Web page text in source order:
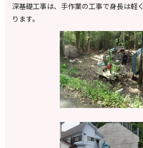
深基礎工事は、手作業の工事で身長は軽
ります。